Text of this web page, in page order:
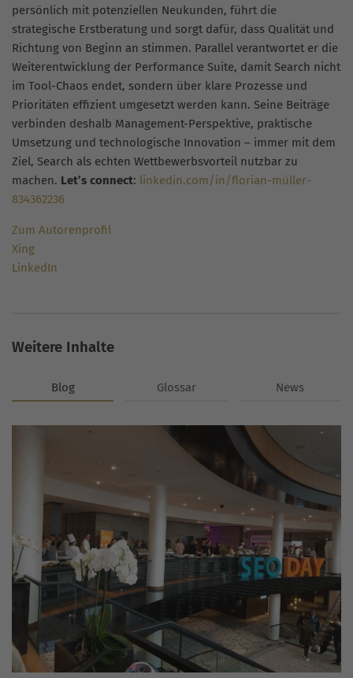
persönlich mit potenziellen Neukunden, führt die
strategische Erstberatung und sorgt dafür, dass Qualität und
Richtung von Beginn an stimmen. Parallel verantwortet er die
Weiterentwicklung der Performance Suite, damit Search nicht
im Tool-Chaos endet, sondern über klare Prozesse und
Prioritäten effizient umgesetzt werden kann. Seine Beiträge
verbinden deshalb Management-Perspektive, praktische
Umsetzung und technologische Innovation – immer mit dem
Ziel, Search als echten Wettbewerbsvorteil nutzbar zu
machen. Let’s connect: linkedin.com/in/florian-müller-
834362236
Zum Autorenprofil
Xing
LinkedIn
Weitere Inhalte
Blog Glossar News